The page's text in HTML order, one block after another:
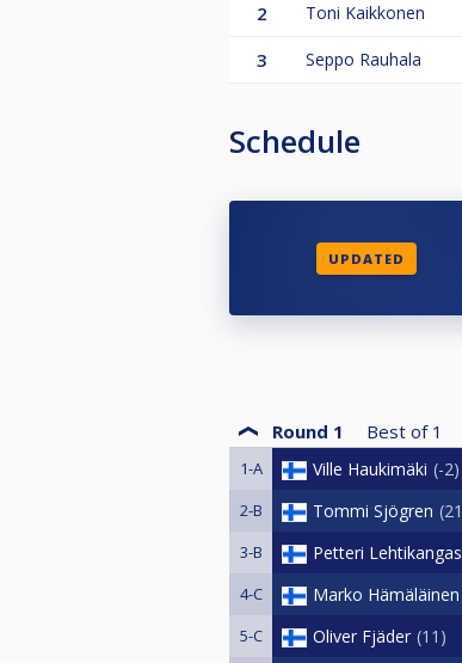
2 Toni Kaikkonen
3 Seppo Rauhala
Schedule
UPDATED
Round 1 Best of 1
1-A Ville Haukimäki -2
2-B Tommi Sjögren 21
3-B Petteri Lehtikangas
4-C Marko Hämäläinen
5-C Oliver Fjäder 11